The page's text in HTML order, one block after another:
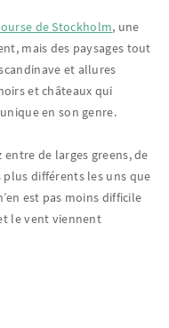
de Stockholm, une
mais des paysages tout
et allures
et châteaux qui
en son genre.
de larges greens, de
plus différents les uns que
est pas moins difficile
le vent viennent